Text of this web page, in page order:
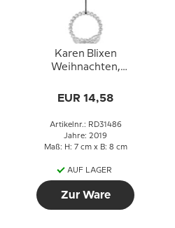
Karen Blixen
Weihnachten,
EUR 14,58
Artikelnr.: RD31486
Jahre: 2019
Maß: H: 7 cm x B: 8 cm
AUF LAGER
Zur Ware